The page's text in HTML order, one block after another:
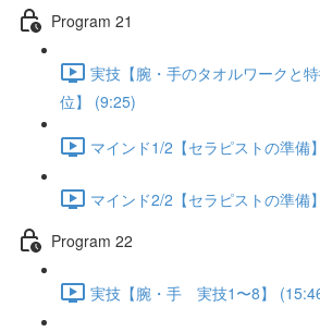
Program 21
実技【腕・手のタオルワークと
位】 (9:25)
マインド1/2【セラピストの準備
マインド2/2【セラピストの準備
Program 22
実技【腕・手 実技1〜8】